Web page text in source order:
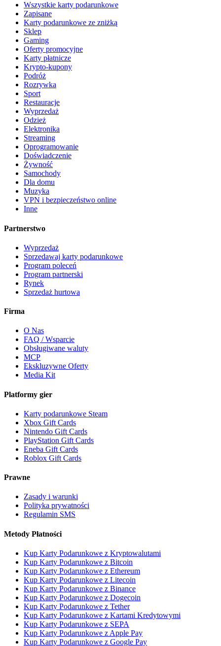
Wszystkie karty podarunkowe
Zapisane
Karty podarunkowe ze zniżką
Sklep
Gaming
Oferty promocyjne
Karty płatnicze
Krypto-kupony
Podróż
Rozrywka
Sport
Restauracje
Wyprzedaż
Odzież
Elektronika
Streaming
Oprogramowanie
Doświadczenie
Żywność
Samochody
Dla domu
Muzyka
VPN i bezpieczeństwo online
Inne
Partnerstwo
Wyprzedaż
Sprzedawaj karty podarunkowe
Program poleceń
Program partnerski
Rynek
Sprzedaż hurtowa
Firma
O Nas
FAQ / Wsparcie
Obsługiwane waluty
MCP
Ekskluzywne Oferty
Media Kit
Platformy gier
Karty podarunkowe Steam
Xbox Gift Cards
Nintendo Gift Cards
PlayStation Gift Cards
Eneba Gift Cards
Roblox Gift Cards
Prawne
Zasady i warunki
Polityka prywatności
Regulamin SMS
Metody Płatności
Kup Karty Podarunkowe z Kryptowalutami
Kup Karty Podarunkowe z Bitcoin
Kup Karty Podarunkowe z Ethereum
Kup Karty Podarunkowe z Litecoin
Kup Karty Podarunkowe z Binance
Kup Karty Podarunkowe z Dogecoin
Kup Karty Podarunkowe z Tether
Kup Karty Podarunkowe z Kartami Kredytowymi
Kup Karty Podarunkowe z SEPA
Kup Karty Podarunkowe z Apple Pay
Kup Karty Podarunkowe z Google Pay